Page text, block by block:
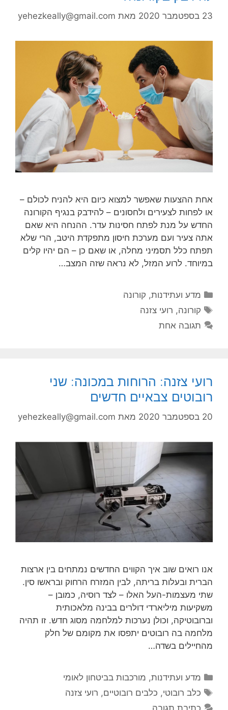
23 בספטמבר 2020 מאת yehezkeally@gmail.com
אחת ההצעות שאפשר למצוא כיום היא להניח לכולם –
או לפחות לצעירים ולחסונים – להידבק בנגיף הקורונה
החדש על מנת לפתח חסינות עדר. ההנחה היא שאם
אתה צעיר ועם מערכת חיסון מתפקדת היטב, הרי שלא
תפתח כלל תסמיני מחלה, או שאם כן – הם יהיו קלים
במיוחד. לרוע המזל, לא נראה שזה המצב…
קטגוריות
מדע ועתידנות, קורונה
תגיות
קורונה, רועי צזנה
תגובה אחת
רועי צזנה: הרוחות במכונה: שני
רובוטים צבאיים חדשים
20 בספטמבר 2020 מאת yehezkeally@gmail.com
אנו רואים שוב איך הקווים החדשים נמתחים בין ארצות
הברית ובעלות בריתה, לבין המזרח הרחוק ובראשו סין.
שתי מעצמות-העל האלו – לצד רוסיה, כמובן –
משקיעות מיליארדי דולרים בבינה מלאכותית
וברובוטיקה, וכולן נערכות למלחמה מסוג חדש. זו תהיה
מלחמה בה רובוטים יתפסו את מקומם של חלק
מהחיילים בשדה…
קטגוריות
מדע ועתידנות, מורכבות בביטחון לאומי
תגיות
כלב רובוטי, כלבים רובוטיים, רועי צזנה